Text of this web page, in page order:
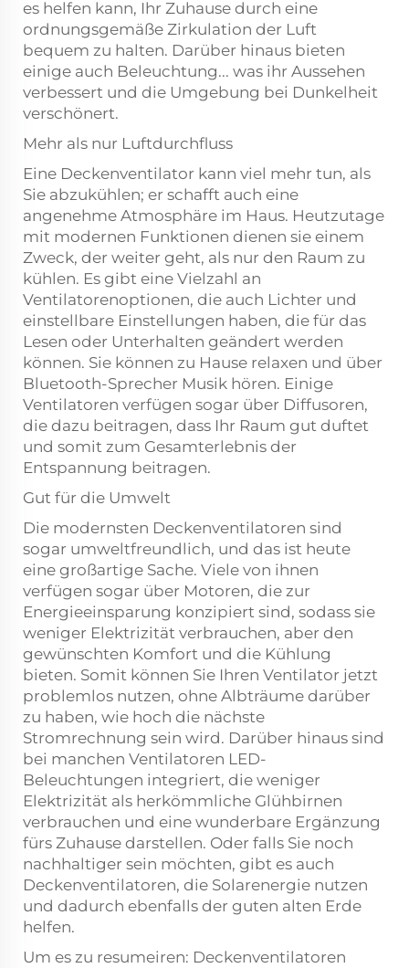
es helfen kann, Ihr Zuhause durch eine
ordnungsgemäße Zirkulation der Luft
bequem zu halten. Darüber hinaus bieten
einige auch Beleuchtung... was ihr Aussehen
verbessert und die Umgebung bei Dunkelheit
verschönert.
Mehr als nur Luftdurchfluss
Eine Deckenventilator kann viel mehr tun, als
Sie abzukühlen; er schafft auch eine
angenehme Atmosphäre im Haus. Heutzutage
mit modernen Funktionen dienen sie einem
Zweck, der weiter geht, als nur den Raum zu
kühlen. Es gibt eine Vielzahl an
Ventilatorenoptionen, die auch Lichter und
einstellbare Einstellungen haben, die für das
Lesen oder Unterhalten geändert werden
können. Sie können zu Hause relaxen und über
Bluetooth-Sprecher Musik hören. Einige
Ventilatoren verfügen sogar über Diffusoren,
die dazu beitragen, dass Ihr Raum gut duftet
und somit zum Gesamterlebnis der
Entspannung beitragen.
Gut für die Umwelt
Die modernsten Deckenventilatoren sind
sogar umweltfreundlich, und das ist heute
eine großartige Sache. Viele von ihnen
verfügen sogar über Motoren, die zur
Energieeinsparung konzipiert sind, sodass sie
weniger Elektrizität verbrauchen, aber den
gewünschten Komfort und die Kühlung
bieten. Somit können Sie Ihren Ventilator jetzt
problemlos nutzen, ohne Albträume darüber
zu haben, wie hoch die nächste
Stromrechnung sein wird. Darüber hinaus sind
bei manchen Ventilatoren LED-
Beleuchtungen integriert, die weniger
Elektrizität als herkömmliche Glühbirnen
verbrauchen und eine wunderbare Ergänzung
fürs Zuhause darstellen. Oder falls Sie noch
nachhaltiger sein möchten, gibt es auch
Deckenventilatoren, die Solarenergie nutzen
und dadurch ebenfalls der guten alten Erde
helfen.
Um es zu resumeiren: Deckenventilatoren